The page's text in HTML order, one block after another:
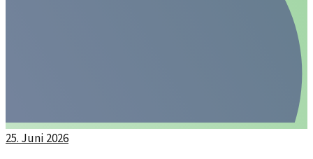
25. Juni 2026